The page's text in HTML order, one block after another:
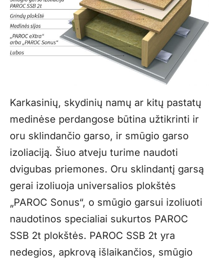
Karkasinių, skydinių namų ar kitų pastatų
medinėse perdangose būtina užtikrinti ir
oru sklindančio garso, ir smūgio garso
izoliaciją. Šiuo atveju turime naudoti
dvigubas priemones. Oru sklindantį garsą
gerai izoliuoja universalios plokštės
„PAROC Sonus“, o smūgio garsui izoliuoti
naudotinos specialiai sukurtos PAROC
SSB 2t plokštės. PAROC SSB 2t yra
nedegios, apkrovą išlaikančios, smūgio